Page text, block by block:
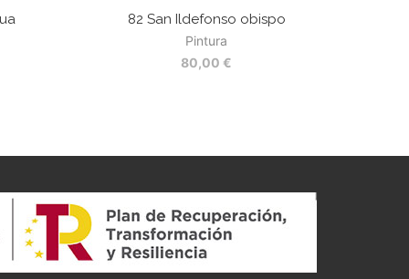
82 San Ildefonso obispo
Pintura
80,00 €